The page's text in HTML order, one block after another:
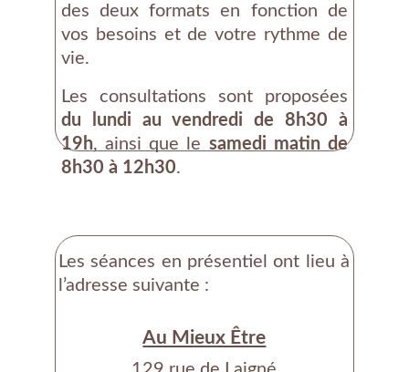
des deux formats en fonction de
vos besoins et de votre rythme de
vie.
Les consultations sont proposées
du lundi au vendredi de 8h30 à
19h, ainsi que le samedi matin de
8h30 à 12h30.
Les séances en présentiel ont lieu à
l’adresse suivante :
Au Mieux Être